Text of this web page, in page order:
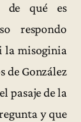
de qué es
respondo
la misoginia
de González
pasaje de la
y que